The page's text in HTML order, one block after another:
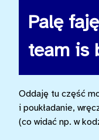
Palę
team is
Oddaję tu część
i poukładanie,
(co widać np. w